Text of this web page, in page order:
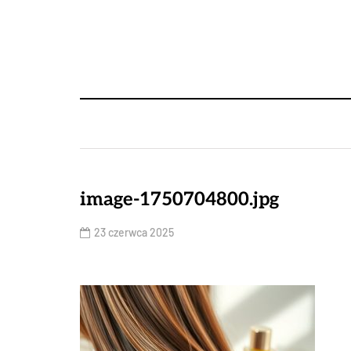
image-1750704800.jpg
23 czerwca 2025